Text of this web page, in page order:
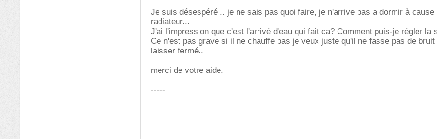
Je suis désespéré .. je ne sais pas quoi faire, je n'arrive pas a dormir à cause
radiateur...
J'ai l'impression que c'est l'arrivé d'eau qui fait ca? Comment puis-je régler la
Ce n'est pas grave si il ne chauffe pas je veux juste qu'il ne fasse pas de bruit
laisser fermé..
merci de votre aide.
-----